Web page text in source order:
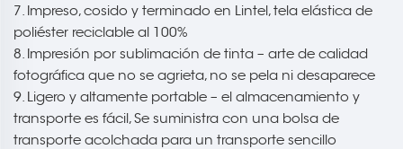
7. Impreso, cosido y terminado en Lintel, tela elástica de
poliéster reciclable al 100%
8. Impresión por sublimación de tinta – arte de calidad
fotográfica que no se agrieta, no se pela ni desaparece
9. Ligero y altamente portable – el almacenamiento y
transporte es fácil, Se suministra con una bolsa de
transporte acolchada para un transporte sencillo